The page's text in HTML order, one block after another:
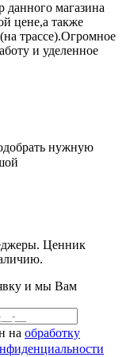
магазина
цене,а также
трассе).Огромное
и уделенное
нужную
Ценник
и мы Вам
на обработку